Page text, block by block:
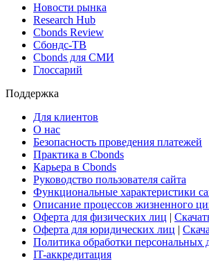
Новости рынка
Research Hub
Cbonds Review
Сбондс-ТВ
Cbonds для СМИ
Глоссарий
Поддержка
Для клиентов
О нас
Безопасность проведения платежей
Практика в Cbonds
Карьера в Cbonds
Руководство пользователя сайта
Функциональные характеристики
Описание процессов жизненного
Оферта для физических лиц |
Оферта для юридических лиц |
Политика обработки персональных
IT-аккредитация